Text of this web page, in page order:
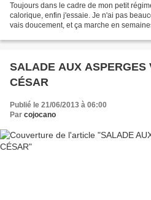
Toujours dans le cadre de mon petit
calorique, enfin j'essaie. Je n'ai pas
vais doucement, et ça marche en
SALADE AUX ASPERGES
CÉSAR
Publié le 21/06/2013 à 06:00
Par cojocano